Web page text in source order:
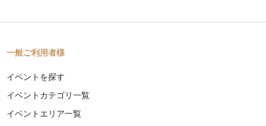
一般ご利用者様
イベントを探す
イベントカテゴリ一覧
イベントエリア一覧